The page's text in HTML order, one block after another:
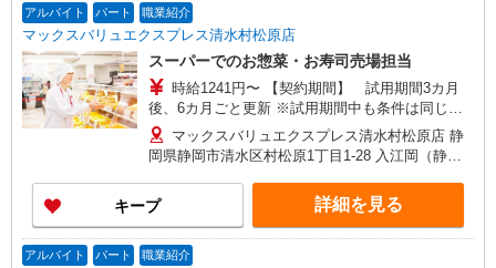
アルバイト パート 職業紹介
マックスバリュエクスプレス清水村松原店
スーパーでのお惣菜・お寿司売場担当
時給1241円〜 【契約期間】 試用期間3カ月
後、6カ月ごと更新 ※試用期間中も条件は同じで
す 土・日出れる方、大歓迎 日・祝は時給に対し
100円増
マックスバリュエクスプレス清水村松原店 静
岡県静岡市清水区村松原1丁目1-28 入江岡（静岡
25分）,桜橋（静岡県）（静岡鉄道）（約26分）
キープ 詳細を見る
アルバイト パート 職業紹介